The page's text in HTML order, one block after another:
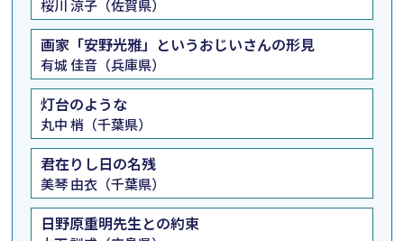
桜川 涼子（佐賀県）
画家「安野光雅」というおじいさんの形見
有城 佳音（兵庫県）
灯台のような
丸中 梢（千葉県）
君在りし日の名残
美琴 由衣（千葉県）
日野原重明先生との約束